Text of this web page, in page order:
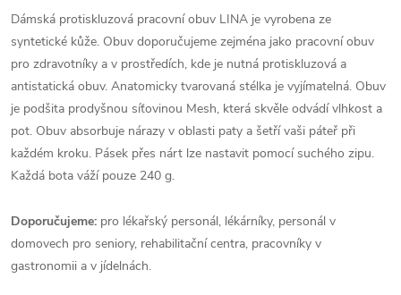
Dámská protiskluzová pracovní obuv LINA je vyrobena ze
syntetické kůže. Obuv doporučujeme zejména jako pracovní obuv
pro zdravotníky a v prostředích, kde je nutná protiskluzová a
antistatická obuv. Anatomicky tvarovaná stélka je vyjímatelná. Obuv
je podšita prodyšnou síťovinou Mesh, která skvěle odvádí vlhkost a
pot. Obuv absorbuje nárazy v oblasti paty a šetří vaši páteř při
každém kroku. Pásek přes nárt lze nastavit pomocí suchého zipu.
Každá bota váží pouze 240 g.
Doporučujeme: pro lékařský personál, lékárníky, personál v
domovech pro seniory, rehabilitační centra, pracovníky v
gastronomii a v jídelnách.